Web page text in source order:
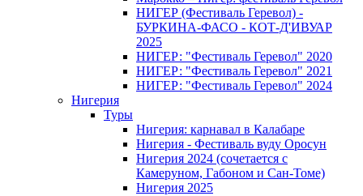
НИГЕР (Фестиваль Геревол) -
БУРКИНА-ФАСО - КОТ-Д'ИВУАР
2025
НИГЕР: "Фестиваль Геревол" 2020
НИГЕР: "Фестиваль Геревол" 2021
НИГЕР: "Фестиваль Геревол" 2024
Нигерия
Туры
Нигерия: карнавал в Калабаре
Нигерия - Фестиваль вуду Оросун
Нигерия 2024 (сочетается с
Камеруном, Габоном и Сан-Томе)
Нигерия 2025